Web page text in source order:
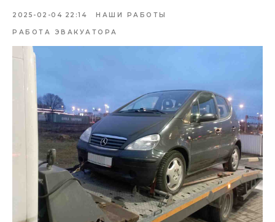
2025-02-04 22:14 НАШИ РАБОТЫ
РАБОТА ЭВАКУАТОРА